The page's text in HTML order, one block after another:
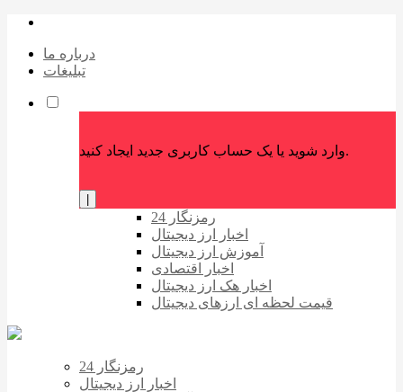
درباره ما
تبلیغات
وارد شوید یا یک حساب کاربری جدید ایجاد کنید.
رمزنگار 24
اخبار ارز دیجیتال
آموزش ارز دیجیتال
اخبار اقتصادی
اخبار هک ارز دیجیتال
قیمت لحظه ای ارزهای دیجیتال
رمزنگار 24
اخبار ارز دیجیتال